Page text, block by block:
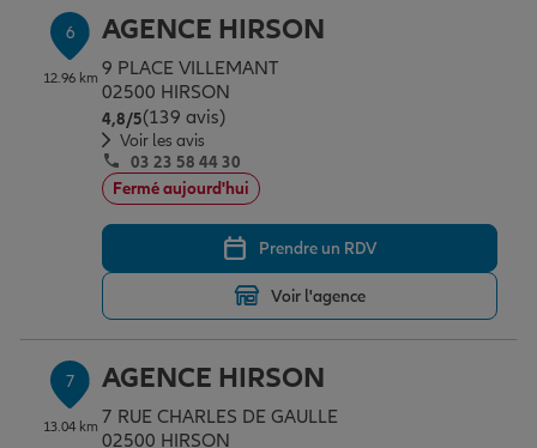
6
12.96 km
AGENCE HIRSON
9 PLACE VILLEMANT
02500 HIRSON
4,8/5Note de 4.8 sur 5
(139 avis)
Voir les avis
03 23 58 44 30
Fermé aujourd'hui
Prendre un RDV
Voir l'agence
7
13.04 km
AGENCE HIRSON
7 RUE CHARLES DE GAULLE
02500 HIRSON